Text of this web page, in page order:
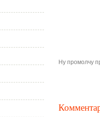
Ну промолчу